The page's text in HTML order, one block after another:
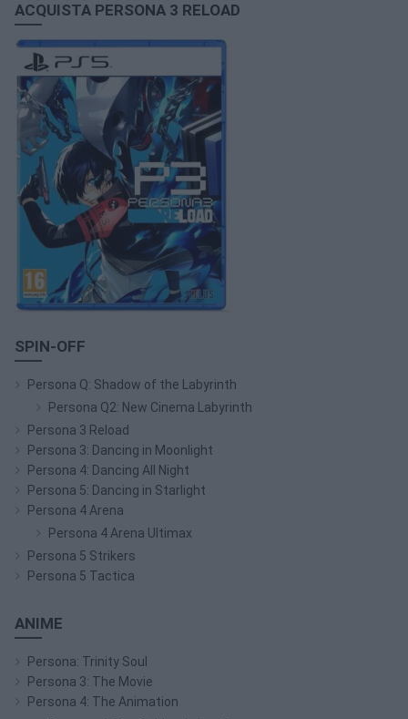
ACQUISTA PERSONA 3 RELOAD
SPIN-OFF
Persona Q: Shadow of the Labyrinth
Persona Q2: New Cinema Labyrinth
Persona 3 Reload
Persona 3: Dancing in Moonlight
Persona 4: Dancing All Night
Persona 5: Dancing in Starlight
Persona 4 Arena
Persona 4 Arena Ultimax
Persona 5 Strikers
Persona 5 Tactica
ANIME
Persona: Trinity Soul
Persona 3: The Movie
Persona 4: The Animation